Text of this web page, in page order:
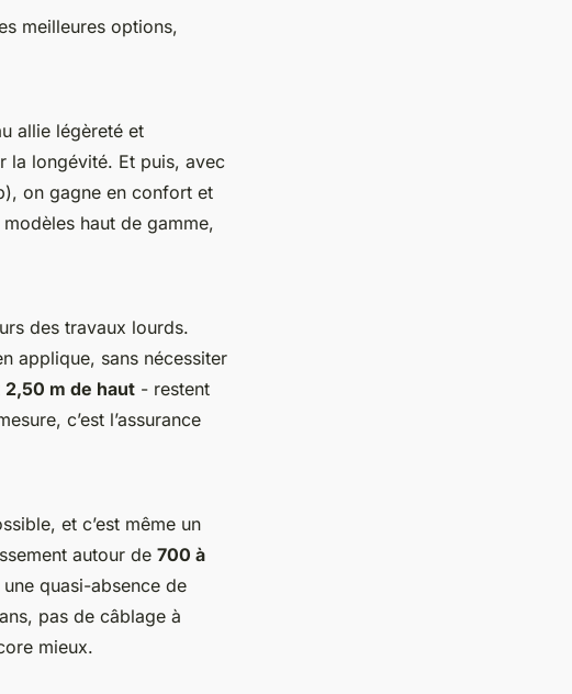
meilleures options,
allie légèreté et
la longévité. Et puis, avec
on gagne en confort et
haut de gamme,
des travaux lourds.
applique, sans nécessiter
2,50 m de haut - restent
c’est l’assurance
et c’est même un
autour de 700 à
quasi-absence de
pas de câblage à
mieux.